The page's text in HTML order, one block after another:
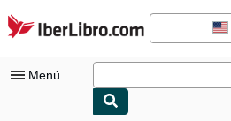
Pasar al contenido principal
IberLibro.com
Menú